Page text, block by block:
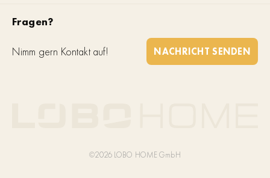
Fragen?
Nimm gern Kontakt auf! NACHRICHT SENDEN
©2026 LOBO HOME GmbH